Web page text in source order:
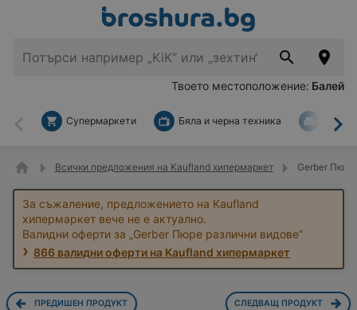
Твоето местоположение: Балей
Назад
Супермаркети Бяла и черна техника За
Всички предложения на Kaufland хипермаркет Gerber Пюре
За съжаление, предложението на Kaufland
хипермаркет вече не е актуално.
Валидни оферти за „Gerber Пюре различни видове“
866 валидни оферти на Kaufland хипермаркет
ПРЕДИШЕН ПРОДУКТ СЛЕДВАЩ ПРОДУКТ